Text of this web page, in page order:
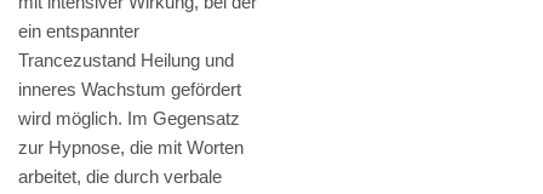
ein entspannter
Trancezustand Heilung und
inneres Wachstum gefördert
wird möglich. Im Gegensatz
zur Hypnose, die mit Worten
arbeitet, die durch verbale